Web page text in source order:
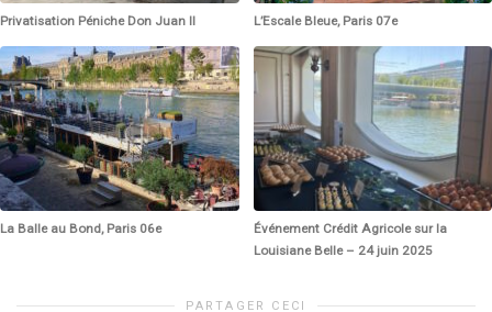
Privatisation Péniche Don Juan II L’Escale Bleue, Paris 07e
La Balle au Bond, Paris 06e
Événement Crédit Agricole sur la
Louisiane Belle – 24 juin 2025
PARTAGER CECI